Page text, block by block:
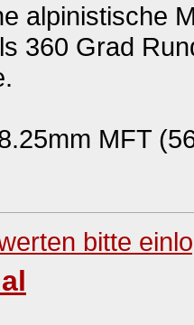
alpinistische
360 Grad
MFT
bitte